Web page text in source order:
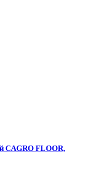
CAGRO FLOOR,